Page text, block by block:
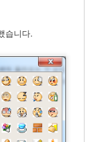
습니다.